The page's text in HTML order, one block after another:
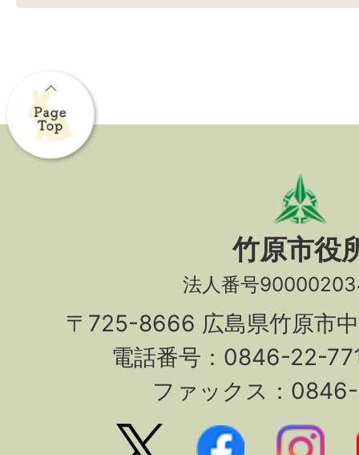
竹原市役
法人番号
〒725-8666 広島県竹原市
電話番号：0846-22-
ファックス：